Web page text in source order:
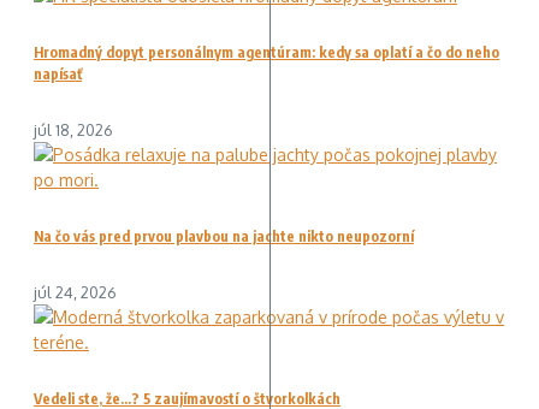
Hromadný dopyt personálnym agentúram: kedy sa oplatí a čo do neho
napísať
júl 18, 2026
Na čo vás pred prvou plavbou na jachte nikto neupozorní
júl 24, 2026
Vedeli ste, že…? 5 zaujímavostí o štvorkolkách